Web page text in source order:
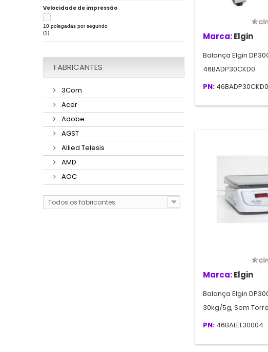
Velocidade de impressão
10 polegadas por segundo
(1)
FABRICANTES
3Com
Acer
Adobe
AGST
Allied Telesis
AMD
AOC
Todos os fabricantes
Marca:Elgin
Balança Elgin
46BADP30CKD0
PN: 46BADP30CKD0
Marca:Elgin
Balança Elgin
30kg/5g, Sem
PN: 46BALEL30004